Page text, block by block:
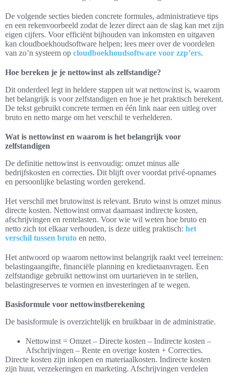
De volgende secties bieden concrete formules, administratieve tips
en een rekenvoorbeeld zodat de lezer direct aan de slag kan met zijn
eigen cijfers. Voor efficiënt bijhouden van inkomsten en uitgaven
kan cloudboekhoudsoftware helpen; lees meer over de voordelen
van zo’n systeem op cloudboekhoudsoftware voor zzp’ers.
Hoe bereken je je nettowinst als zelfstandige?
Dit onderdeel legt in heldere stappen uit wat nettowinst is, waarom
het belangrijk is voor zelfstandigen en hoe je het praktisch berekent.
De tekst gebruikt concrete termen en één link naar een uitleg over
bruto en netto marge om het verschil te verhelderen.
Wat is nettowinst en waarom is het belangrijk voor
zelfstandigen
De definitie nettowinst is eenvoudig: omzet minus alle
bedrijfskosten en correcties. Dit blijft over voordat privé-opnames
en persoonlijke belasting worden gerekend.
Het verschil met brutowinst is relevant. Bruto winst is omzet minus
directe kosten. Nettowinst omvat daarnaast indirecte kosten,
afschrijvingen en rentelasten. Voor wie wil weten hoe bruto en
netto zich tot elkaar verhouden, is deze uitleg praktisch: het
verschil tussen bruto en netto.
Het antwoord op waarom nettowinst belangrijk raakt veel terreinen:
belastingaangifte, financiële planning en kredietaanvragen. Een
zelfstandige gebruikt nettowinst om uurtarieven in te stellen,
belastingreserves te vormen en investeringen af te wegen.
Basisformule voor nettowinstberekening
De basisformule is overzichtelijk en bruikbaar in de administratie.
Nettowinst = Omzet – Directe kosten – Indirecte kosten –
Afschrijvingen – Rente en overige kosten + Correcties.
Directe kosten zijn inkopen en materiaalkosten. Indirecte kosten
zijn huur, verzekeringen en marketing. Afschrijvingen verdelen